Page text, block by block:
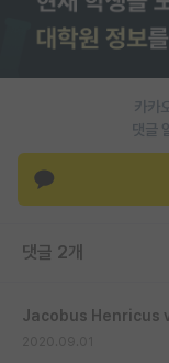
임용 후기 게시판
인문사회 계열
특수/전문대학
반도체/AI 게시
장학금/장학생
카카
댓글
댓글 2개
Jacobus Henricus